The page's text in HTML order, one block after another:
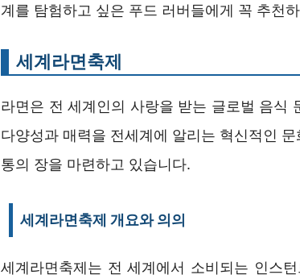
계를 탐험하고 싶은 푸드 러버들에게 꼭 추천
세계라면축제
라면은 전 세계인의 사랑을 받는 글로벌 음식
다양성과 매력을 전세계에 알리는 혁신적인
통의 장을 마련하고 있습니다.
세계라면축제 개요와 의의
세계라면축제는 전 세계에서 소비되는 인스